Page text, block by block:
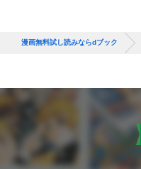
漫画無料試し読みならdブック